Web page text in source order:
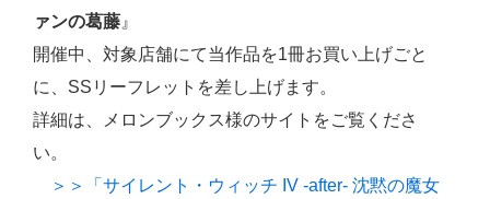
ァンの葛藤』
開催中、対象店舗にて当作品を1冊お買い上げごと
に、SSリーフレットを差し上げます。
詳細は、メロンブックス様のサイトをご覧くださ
い。
＞＞「サイレント・ウィッチ IV -after- 沈黙の魔女